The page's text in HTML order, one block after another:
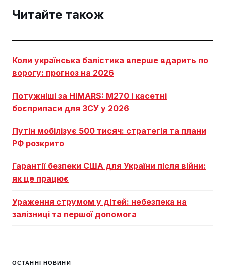
Читайте також
Коли українська балістика вперше вдарить по
ворогу: прогноз на 2026
Потужніші за HIMARS: М270 і касетні
боєприпаси для ЗСУ у 2026
Путін мобілізує 500 тисяч: стратегія та плани
РФ розкрито
Гарантії безпеки США для України після війни:
як це працює
Ураження струмом у дітей: небезпека на
залізниці та першої допомога
ОСТАННІ НОВИНИ